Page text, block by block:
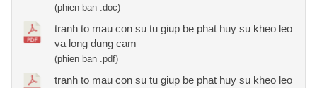
(phien ban .doc)
tranh to mau con su tu giup be phat huy su kheo leo
va long dung cam
(phien ban .pdf)
tranh to mau con su tu giup be phat huy su kheo leo